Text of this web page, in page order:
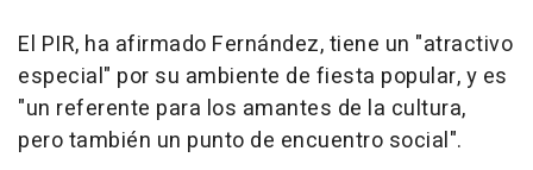
El PIR, ha afirmado Fernández, tiene un "atractivo
especial" por su ambiente de fiesta popular, y es
"un referente para los amantes de la cultura,
pero también un punto de encuentro social".